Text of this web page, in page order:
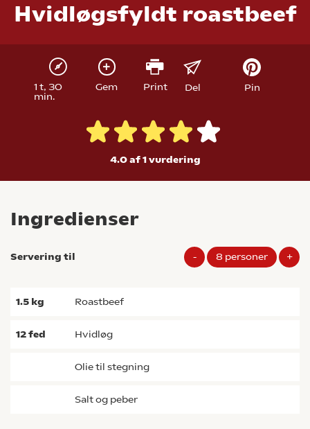
Hvidløgsfyldt roastbeef
1 t, 30
min.
Gem Print Del Pin
4.0 af 1vurdering
Ingredienser
Servering til - 8 personer +
1.5 kg roastbeef
12fed hvidløg
olie til stegning
salt og peber